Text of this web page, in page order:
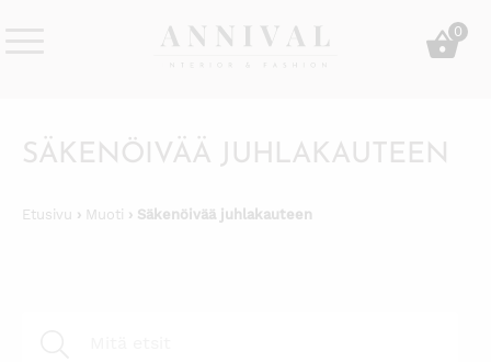
muoti
sisustusverkkokauppa
0
SÄKENÖIVÄÄ JUHLAKAUTEEN
Etusivu › Muoti › Säkenöivää juhlakauteen